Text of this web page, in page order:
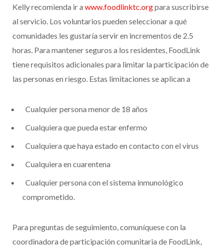
Kelly recomienda ir a www.foodlinktc.orgpara suscribirse
al servicio. Los voluntarios pueden seleccionar a qué
comunidades les gustaría servir en incrementos de 2.5
horas. Para mantener seguros a los residentes, FoodLink
tiene requisitos adicionales para limitar la participación de
las personas en riesgo. Estas limitaciones se aplican a
Cualquier persona menor de 18 años
Cualquiera que pueda estar enfermo
Cualquiera que haya estado en contacto con el virus
Cualquiera en cuarentena
Cualquier persona con el sistema inmunológico
comprometido.
Para preguntas de seguimiento, comuníquese con la
coordinadora de participación comunitaria de FoodLink,